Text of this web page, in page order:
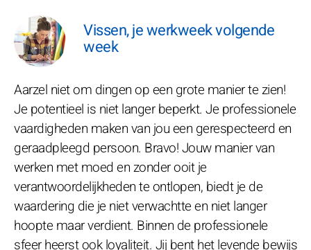
Vissen, je werkweek volgende
week
Aarzel niet om dingen op een grote manier te zien!
Je potentieel is niet langer beperkt. Je professionele
vaardigheden maken van jou een gerespecteerd en
geraadpleegd persoon. Bravo! Jouw manier van
werken met moed en zonder ooit je
verantwoordelijkheden te ontlopen, biedt je de
waardering die je niet verwachtte en niet langer
hoopte maar verdient. Binnen de professionele
sfeer heerst ook loyaliteit. Jij bent het levende bewijs